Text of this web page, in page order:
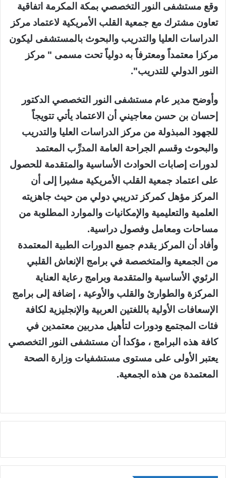
وقع مستشفى النور التخصصي بمكة المكرمة اتفاقية
تعاون مشترك مع جمعية القلب الأمريكية لاعتماد مركز
الدراسات العليا والتدريب والبحوث بالمستشفى ليكون
مركزا معتمداً ومعترفاً به دولياً تحت مسمى " مركز
النور الدولي للتدريب".
وأوضح مدير عام مستشفى النور التخصصي الدكتور
إحسان بن حسن معاجيني أن الاعتماد يأتي تتويجاً
للجهود المبذولة من مركز الدراسات العليا والتدريب
والبحوث وقسم الجراحة العامة المدرِّب المعتمد
لدورات إصابات الحوادث الأساسية والمتقدمة للحصول
على اعتماد جمعية القلب الأمريكية مشيرا إلى أن
المركز مؤهل كمركز تدريبي دولي من حيث جاهزيته
العلمية والتعليمية والإمكانيات والموارد المطلوبة من
مساحات ومعامل وفصول دراسية.
وأفاد أن المركز يقدم جميع الدورات الطبية المعتمدة
من الجمعية والمتخصصة في برامج الإنعاش القلبي
الرئوي الأساسية والمتقدمة وبرامج رعاية العناية
المركزة والطوارئ والقلب والأوعية ، إضافة إلى برامج
الإسعافات الأولية باللغتين العربية والإنجليزية لكافة
فئات المجتمع ودورات لتأهيل مدربين معتمدين في
كافة هذه البرامج ، مؤكدا أن مستشفى النور التخصصي
يعتبر الأولى على مستوى مستشفيات وزارة الصحة
المعتمدة من هذه الجمعية.